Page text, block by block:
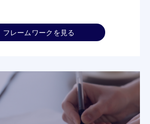
フレームワークを見る